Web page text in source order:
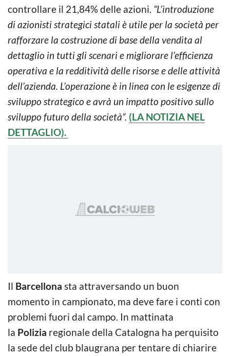
controllare il 21,84% delle azioni. “L’introduzione
di azionisti strategici statali è utile per la società per
rafforzare la costruzione di base della vendita al
dettaglio in tutti gli scenari e migliorare l’efficienza
operativa e la redditività delle risorse e delle attività
dell’azienda. L’operazione è in linea con le esigenze di
sviluppo strategico e avrà un impatto positivo sullo
sviluppo futuro della società”. (LA NOTIZIA NEL
DETTAGLIO).
Il Barcellona sta attraversando un buon
momento in campionato, ma deve fare i conti con
problemi fuori dal campo. In mattinata
la Polizia regionale della Catalogna ha perquisito
la sede del club blaugrana per tentare di chiarire